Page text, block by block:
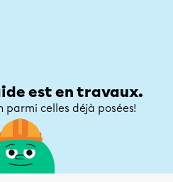
est en travaux.
celles déjà posées!